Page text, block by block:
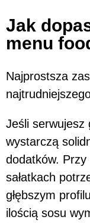
Jak
menu
Najprostsza
Jeśli serwujesz
wystarczą
dodatków.
sałatkach
głębszym
ilością sosu